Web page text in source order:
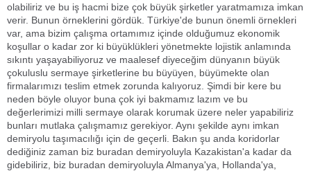
olabiliriz ve bu iş hacmi bize çok büyük şirketler yaratmamıza imkan
verir. Bunun örneklerini gördük. Türkiye'de bunun önemli örnekleri
var, ama bizim çalışma ortamımız içinde olduğumuz ekonomik
koşullar o kadar zor ki büyüklükleri yönetmekte lojistik anlamında
sıkıntı yaşayabiliyoruz ve maalesef diyeceğim dünyanın büyük
çokuluslu sermaye şirketlerine bu büyüyen, büyümekte olan
firmalarımızı teslim etmek zorunda kalıyoruz. Şimdi bir kere bu
neden böyle oluyor buna çok iyi bakmamız lazım ve bu
değerlerimizi milli sermaye olarak korumak üzere neler yapabiliriz
bunları mutlaka çalışmamız gerekiyor. Aynı şekilde aynı imkan
demiryolu taşımacılığı için de geçerli. Bakın şu anda koridorlar
dediğiniz zaman biz buradan demiryoluyla Kazakistan'a kadar da
gidebiliriz, biz buradan demiryoluyla Almanya'ya, Hollanda'ya,